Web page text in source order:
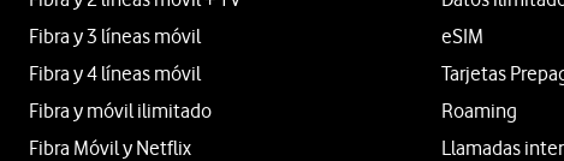
Fibra y 3 líneas móvil
Fibra y 4 líneas móvil
Fibra y móvil ilimitado
Fibra Móvil y Netflix
eSIM
Tarjetas
Roaming
Llamadas